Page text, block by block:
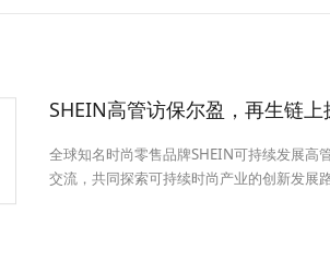
SHEIN高管访保尔盈，再生链上
全球知名时尚零售品牌SHEIN可持续发展高
交流，共同探索可持续时尚产业的创新发展路